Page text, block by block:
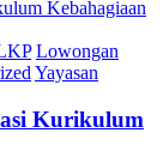
Lowongan
Yayasan
Kurikulum